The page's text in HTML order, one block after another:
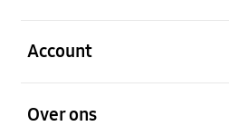
Account
Over ons